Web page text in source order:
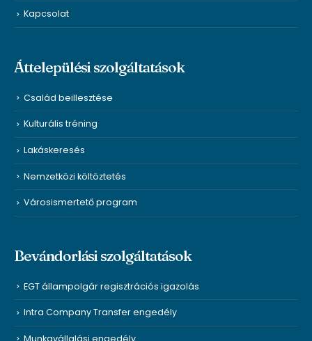
Kapcsolat
Áttelepülési szolgáltatások
Család beillesztése
Kulturális tréning
Lakáskeresés
Nemzetközi költöztetés
Városismertető program
Bevándorlási szolgáltatások
EGT állampolgár regisztrációs igazolás
Intra Company Transfer engedély
Munkavállalási engedély